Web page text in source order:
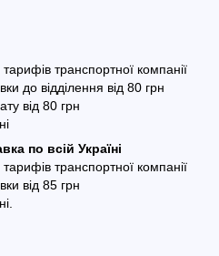
транспортної компанії
до відділення від 80 грн
від 80 грн
по всій Україні
транспортної компанії
від 85 грн